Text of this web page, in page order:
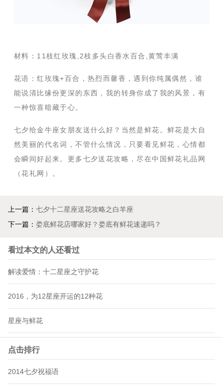
材料：11枝红玫瑰,2枝多头白香水百合,黄莺丰满
花语：红玫瑰+百合，热烈而馨香，遇到你纯属偶然，谁
能说清比缘份更深的东西，我的转身你成了我的风景，有
一种惊喜暗藏于心。
七夕给金牛座女朋友送什么好？当然是鲜花。鲜花是大自
然美丽的代名词，不管什么情况，只要看见鲜花，心情都
会瞬间好起来。更多七夕送花攻略，尽在中国鲜花礼品网
（花礼网）。
上一篇： 七夕十二星座送花攻略之白羊座
下一篇： 娄底鲜花店哪家好？娄底有鲜花速递吗？
看过本文的人还看过
解读爱情：十二星座之守护花
2016，为12星座开运的12种花
星座与鲜花
点击排行
2014七夕祝福语